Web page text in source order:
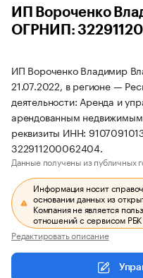
ИП Вороченко
ОГРНИП:
ИП Вороченко Владимир
21.07.2022, в регионе —
деятельности: Аренда и
арендованным
реквизиты ИНН:
322911200062404.
Данные получены из публичных
Информация носит
основании данных из
Компания не является
отношений с сервисом РБК
Редактировать описание